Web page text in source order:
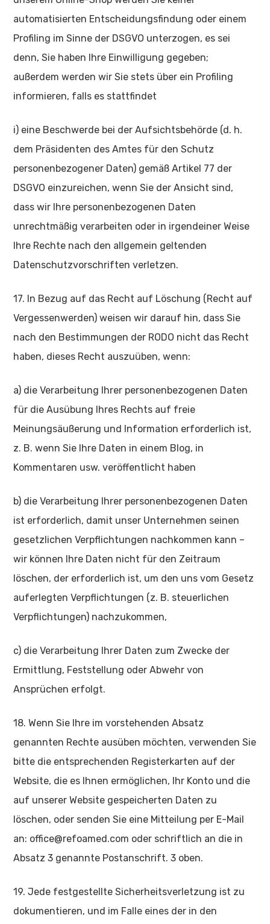
automatisierten Entscheidungsfindung oder einem
Profiling im Sinne der DSGVO unterzogen, es sei
denn, Sie haben Ihre Einwilligung gegeben;
außerdem werden wir Sie stets über ein Profiling
informieren, falls es stattfindet
i) eine Beschwerde bei der Aufsichtsbehörde (d. h.
dem Präsidenten des Amtes für den Schutz
personenbezogener Daten) gemäß Artikel 77 der
DSGVO einzureichen, wenn Sie der Ansicht sind,
dass wir Ihre personenbezogenen Daten
unrechtmäßig verarbeiten oder in irgendeiner Weise
Ihre Rechte nach den allgemein geltenden
Datenschutzvorschriften verletzen.
17. In Bezug auf das Recht auf Löschung (Recht auf
Vergessenwerden) weisen wir darauf hin, dass Sie
nach den Bestimmungen der RODO nicht das Recht
haben, dieses Recht auszuüben, wenn:
a) die Verarbeitung Ihrer personenbezogenen Daten
für die Ausübung Ihres Rechts auf freie
Meinungsäußerung und Information erforderlich ist,
z. B. wenn Sie Ihre Daten in einem Blog, in
Kommentaren usw. veröffentlicht haben
b) die Verarbeitung Ihrer personenbezogenen Daten
ist erforderlich, damit unser Unternehmen seinen
gesetzlichen Verpflichtungen nachkommen kann –
wir können Ihre Daten nicht für den Zeitraum
löschen, der erforderlich ist, um den uns vom Gesetz
auferlegten Verpflichtungen (z. B. steuerlichen
Verpflichtungen) nachzukommen,
c) die Verarbeitung Ihrer Daten zum Zwecke der
Ermittlung, Feststellung oder Abwehr von
Ansprüchen erfolgt.
18. Wenn Sie Ihre im vorstehenden Absatz
genannten Rechte ausüben möchten, verwenden Sie
bitte die entsprechenden Registerkarten auf der
Website, die es Ihnen ermöglichen, Ihr Konto und die
auf unserer Website gespeicherten Daten zu
löschen, oder senden Sie eine Mitteilung per E-Mail
an: office@refoamed.com oder schriftlich an die in
Absatz 3 genannte Postanschrift. 3 oben.
19. Jede festgestellte Sicherheitsverletzung ist zu
dokumentieren, und im Falle eines der in den